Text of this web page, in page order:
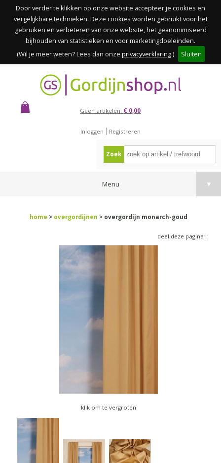
Door verder te klikken op onze website accepteer je cookies en
vergelijkbare technieken. Deze cookies worden gebruikt voor het
gebruiken en verbeteren van onze website, het geanonimiseerd
bijhouden van statistieken en voor marketingdoeleinden.
(Wil je meer weten? Lees dan onze privacyverklaring.) Sluiten
Geen artikelen: € 0,00
Inloggen Registreren
Zoek
Menu ▼
home > overgordijnen > overgordijn monarch-goud
deel deze pagina :
klik om te vergroten